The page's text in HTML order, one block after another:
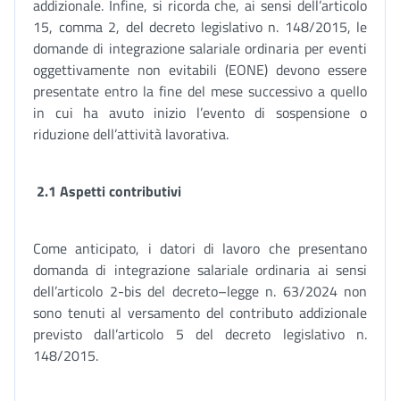
addizionale. Infine, si ricorda che, ai sensi dell’articolo
15, comma 2, del decreto legislativo n. 148/2015, le
domande di integrazione salariale ordinaria per eventi
oggettivamente non evitabili (EONE) devono essere
presentate entro la fine del mese successivo a quello
in cui ha avuto inizio l’evento di sospensione o
riduzione dell’attività lavorativa.
2.1 Aspetti contributivi
Come anticipato, i datori di lavoro che presentano
domanda di integrazione salariale ordinaria ai sensi
dell’articolo 2-bis del decreto–legge n. 63/2024 non
sono tenuti al versamento del contributo addizionale
previsto dall’articolo 5 del decreto legislativo n.
148/2015.